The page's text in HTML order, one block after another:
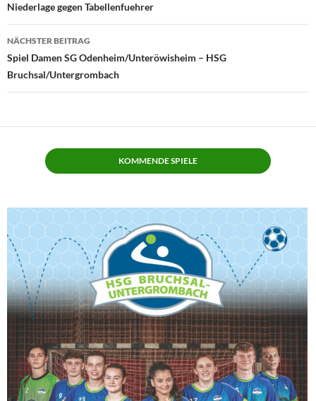
Niederlage gegen Tabellenfuehrer
NÄCHSTER BEITRAG
Spiel Damen SG Odenheim/Unteröwisheim – HSG
Bruchsal/Untergrombach
KOMMENDE SPIELE